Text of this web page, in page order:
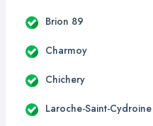
Brion 89
Charmoy
Chichery
Laroche-Saint-Cydroine